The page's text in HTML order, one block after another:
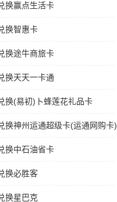
换赢点生活卡
换智惠卡
换途牛商旅卡
换天天一卡通
换(易初)卜蜂莲花礼品卡
换神州运通超级卡(运通网购卡)
换中石油省卡
换必胜客
换星巴克